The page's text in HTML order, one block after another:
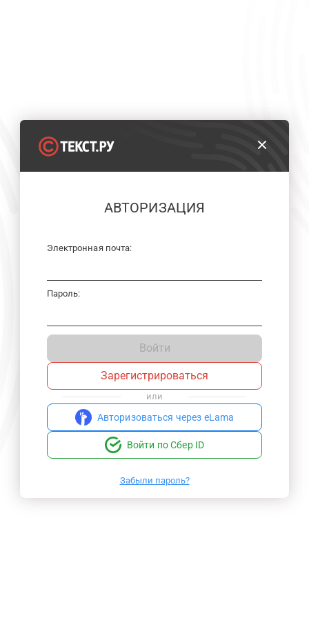
АВТОРИЗАЦИЯ
Электронная почта:
Пароль:
Войти
Зарегистрироваться
или
Авторизоваться через eLama
Войти по Сбер ID
Забыли пароль?